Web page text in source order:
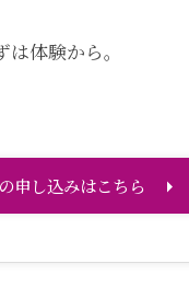
体験から。
申し込みはこちら